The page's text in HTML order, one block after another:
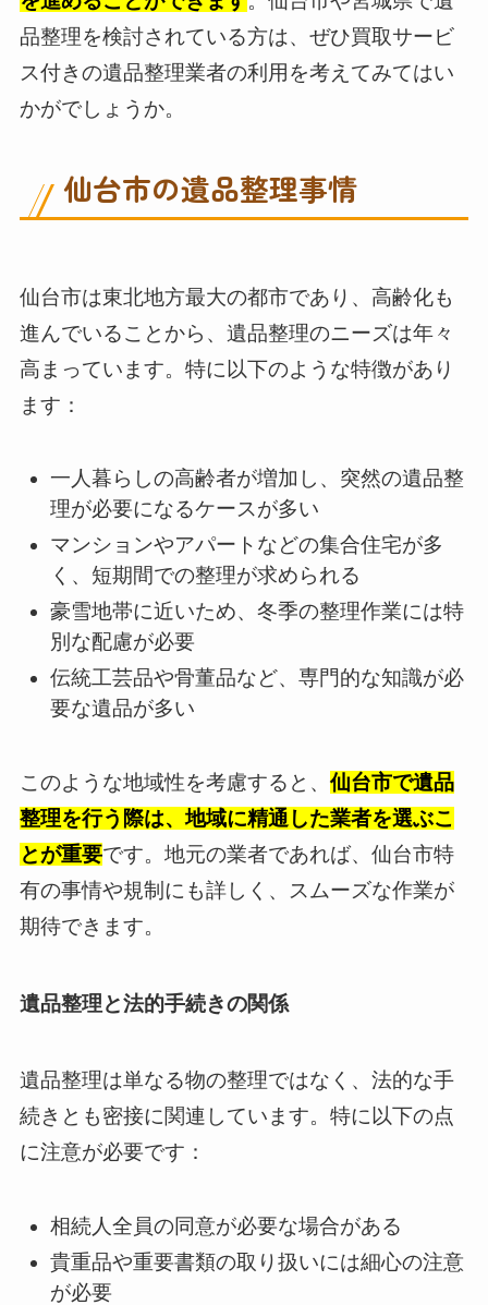
品整理を検討されている方は、ぜひ買取サービ
ス付きの遺品整理業者の利用を考えてみてはい
かがでしょうか。
仙台市の遺品整理事情
仙台市は東北地方最大の都市であり、高齢化も
進んでいることから、遺品整理のニーズは年々
高まっています。特に以下のような特徴があり
ます：
一人暮らしの高齢者が増加し、突然の遺品整
理が必要になるケースが多い
マンションやアパートなどの集合住宅が多
く、短期間での整理が求められる
豪雪地帯に近いため、冬季の整理作業には特
別な配慮が必要
伝統工芸品や骨董品など、専門的な知識が必
要な遺品が多い
このような地域性を考慮すると、 仙台市で遺品
整理を行う際は、地域に精通した業者を選ぶこ
とが重要です。地元の業者であれば、仙台市特
有の事情や規制にも詳しく、スムーズな作業が
期待できます。
遺品整理と法的手続きの関係
遺品整理は単なる物の整理ではなく、法的な手
続きとも密接に関連しています。特に以下の点
に注意が必要です：
相続人全員の同意が必要な場合がある
貴重品や重要書類の取り扱いには細心の注意
が必要